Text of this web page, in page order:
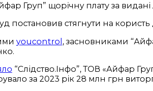
Груп” щорічну плату за видані
постановив стягнути на
youcontrol, засновниками
“Слідство.Інфо”, ТОВ «Айфар
за 2023 рік 28 млн грн